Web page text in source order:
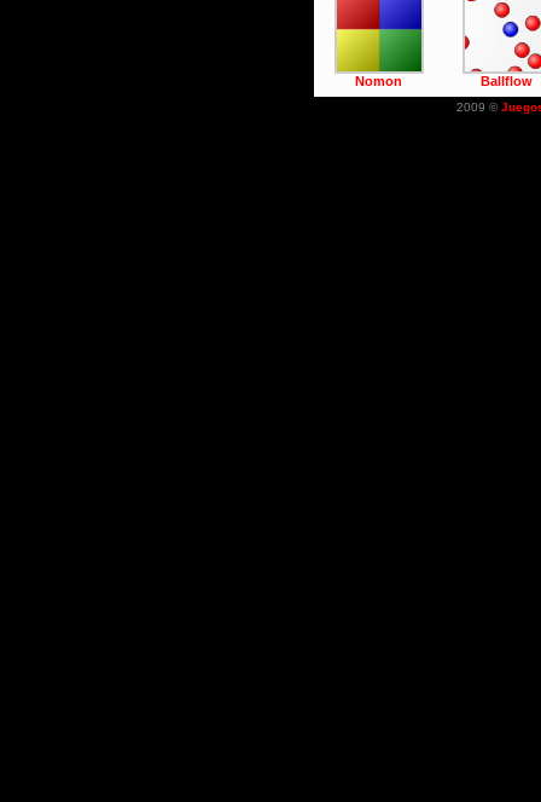
Nomon Ballflow
2009 ©